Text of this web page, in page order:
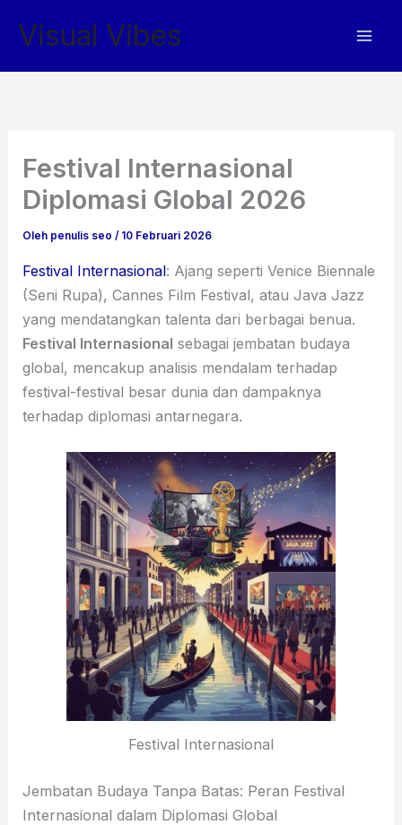
Visual Vibes
Festival Internasional
Diplomasi Global 2026
Oleh penulis seo/ 10 Februari 2026
Festival Internasional: Ajang seperti Venice Biennale
(Seni Rupa), Cannes Film Festival, atau Java Jazz
yang mendatangkan talenta dari berbagai benua.
Festival Internasional sebagai jembatan budaya
global, mencakup analisis mendalam terhadap
festival-festival besar dunia dan dampaknya
terhadap diplomasi antarnegara.
Festival Internasional
Jembatan Budaya Tanpa Batas: Peran Festival
Internasional dalam Diplomasi Global